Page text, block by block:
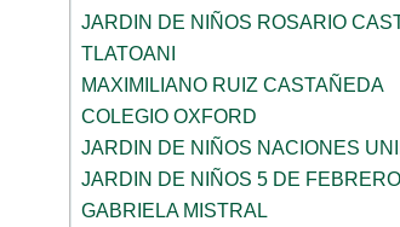
JARDIN DE NIÑOS ROSARIO
TLATOANI
MAXIMILIANO RUIZ CASTAÑEDA
COLEGIO OXFORD
JARDIN DE NIÑOS NACIONES
JARDIN DE NIÑOS 5 DE FEBRERO
GABRIELA MISTRAL